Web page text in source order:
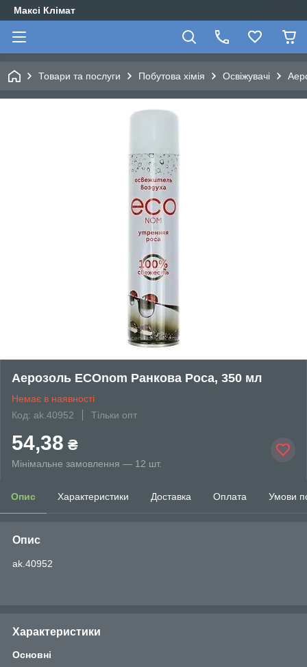
Максі Клімат
Товари та послуги Побутова хімія Освіжувачі
Аерозоль ECOnom Ранкова Роса, 350 мл
Немає в наявності
Код: ak.40952
Тільки опт
54,38 ₴
Мінімальне замовлення — 12 шт.
Опис Характеристики Доставка Оплата Умови
Опис
ak.40952
Характеристики
Основні